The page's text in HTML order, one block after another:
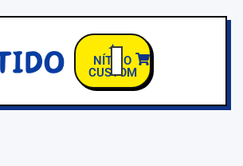
✦
NÍTIDO
CUSTOM